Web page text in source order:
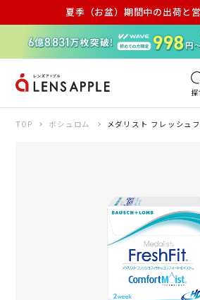
夏季（お盆）期間中の出荷と
探
アキュビュー メダリス
TOP ボシュロム メダリスト フレッシュ